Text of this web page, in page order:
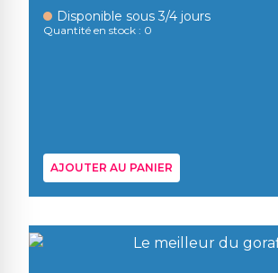
Disponible sous 3/4 jours
Quantité en stock : 0
AJOUTER AU PANIER